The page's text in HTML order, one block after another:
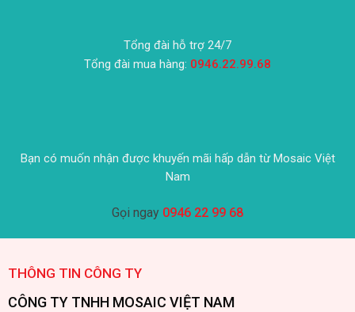
Tổng đài hỗ trợ 24/7
Tổng đài mua hàng: 0946.22.99.68
Bạn có muốn nhận được khuyến mãi hấp dẫn từ Mosaic Việt
Nam
Gọi ngay 0946 22 99 68
THÔNG TIN CÔNG TY
CÔNG TY TNHH MOSAIC VIỆT NAM